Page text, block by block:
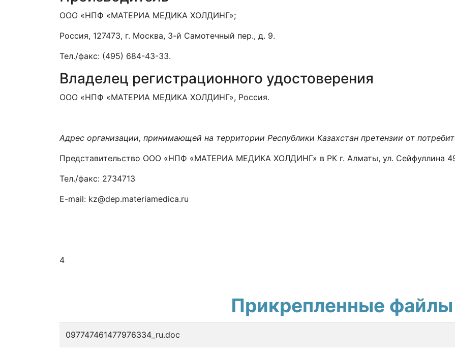
ООО «НПФ «МАТЕРИА МЕДИКА ХОЛДИНГ»;
Россия, 127473, г. Москва, 3-й Самотечный пер., д. 9.
Тел./факс: (495) 684-43-33.
Владелец регистрационного удостоверения
ООО «НПФ «МАТЕРИА МЕДИКА ХОЛДИНГ», Россия.
Адрес организации, принимающей на территории Республики Казахстан претензии от
Представительство ООО «НПФ «МАТЕРИА МЕДИКА ХОЛДИНГ» в РК г. Алматы, ул. Сейфуллина
Тел./факс: 2734713
E-mail: kz@dep.materiamedica.ru
4
Прикрепленные файлы
097747461477976334_ru.doc